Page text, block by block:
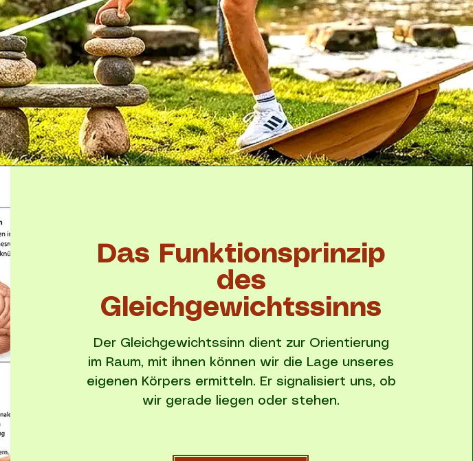
Das Funktionsprinzip
des
Gleichgewichtssinns
Der Gleichgewichtssinn dient zur Orientierung
im Raum, mit ihnen können wir die Lage unseres
eigenen Körpers ermitteln. Er signalisiert uns, ob
wir gerade liegen oder stehen.